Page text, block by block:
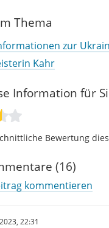
Thema
zur
Kahr
Information für
Bewertung
(16)
kommentieren
22:31